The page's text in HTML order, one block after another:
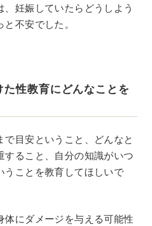
妊娠していたらどうしよう
不安でした。
性教育にどんなことを
目安ということ、どんなと
すること、自分の知識がいつ
うことを教育してほしいで
体にダメージを与える可能性